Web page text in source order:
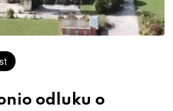
odluku o